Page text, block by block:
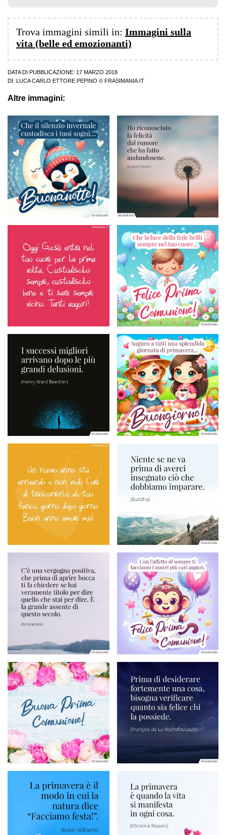
Trova immagini simili in: Immagini sulla
vita (belle ed emozionanti)
DATA DI PUBBLICAZIONE: 17 MARZO 2018
DI:
LUCA CARLO ETTORE PEPINO © FRASIMANIA.IT
Altre immagini: